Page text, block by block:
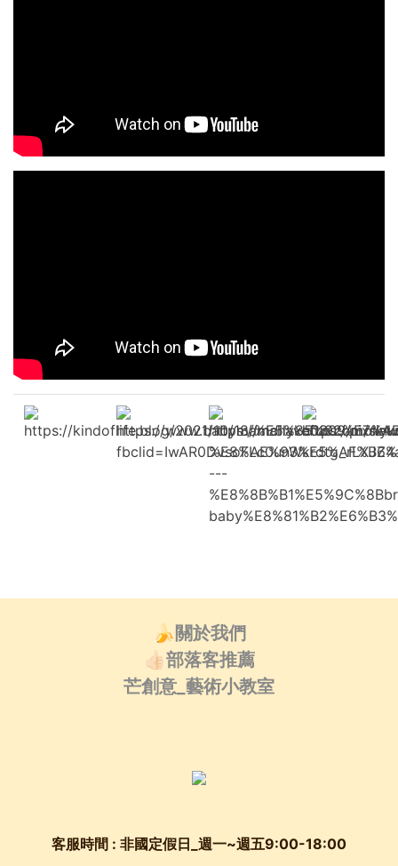
https://kindoflife.blog/2021/10/18/
https://www.babymamahavefun.com/
https://
---
https://
🍌關於我們
👍🏻部落客推薦
芒創意_藝術小教室
客服時間 : 非國定假日_週一~週五9:00-18:00